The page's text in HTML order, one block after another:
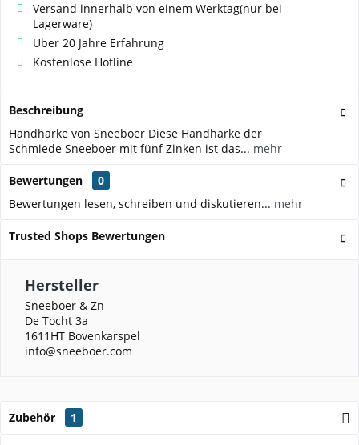
Versand innerhalb von einem Werktag(nur bei
Lagerware)
Über 20 Jahre Erfahrung
Kostenlose Hotline
Beschreibung
Handharke von Sneeboer Diese Handharke der
Schmiede Sneeboer mit fünf Zinken ist das... mehr
Bewertungen
0
Bewertungen lesen, schreiben und diskutieren... mehr
Trusted Shops Bewertungen
Hersteller
Sneeboer & Zn
De Tocht 3a
1611HT Bovenkarspel
info@sneeboer.com
Zubehör 1